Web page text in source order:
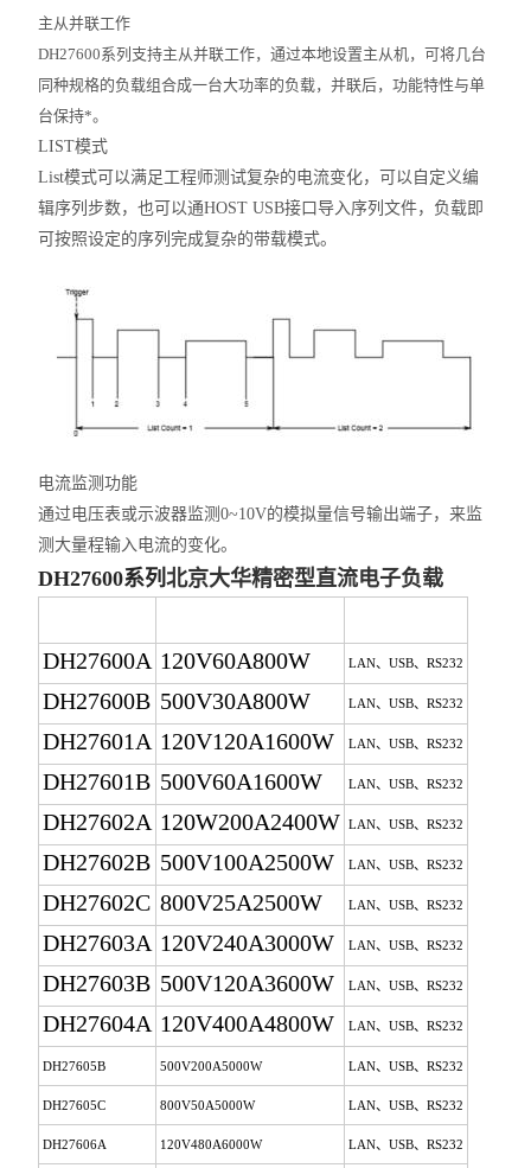
主从并联工作
DH27600系列支持主从并联工作，通过本地设置主从机，可将几台
同种规格的负载组合成一台大功率的负载，并联后，功能特性与单
台保持*。
LIST模式
List模式可以满足工程师测试复杂的电流变化，可以自定义编
辑序列步数，也可以通HOST USB接口导入序列文件，负载即
可按照设定的序列完成复杂的带载模式。
电流监测功能
通过电压表或示波器监测0~10V的模拟量信号输出端子，来监
测大量程输入电流的变化。
DH27600系列北京大华精密型直流电子负载
DH27600A 120V60A800W LAN、USB、RS232
DH27600B 500V30A800W LAN、USB、RS232
DH27601A 120V120A1600W LAN、USB、RS232
DH27601B 500V60A1600W LAN、USB、RS232
DH27602A 120W200A2400W LAN、USB、RS232
DH27602B 500V100A2500W LAN、USB、RS232
DH27602C 800V25A2500W LAN、USB、RS232
DH27603A 120V240A3000W LAN、USB、RS232
DH27603B 500V120A3600W LAN、USB、RS232
DH27604A 120V400A4800W LAN、USB、RS232
DH27605B 500V200A5000W LAN、USB、RS232
DH27605C 800V50A5000W LAN、USB、RS232
DH27606A 120V480A6000W LAN、USB、RS232